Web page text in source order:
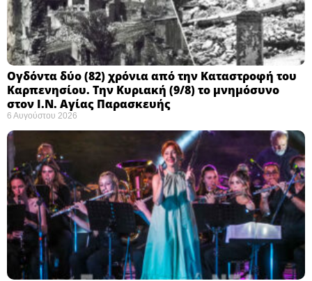
Ογδόντα δύο (82) χρόνια από την Καταστροφή του
Καρπενησίου. Την Κυριακή (9/8) το μνημόσυνο
στον Ι.Ν. Αγίας Παρασκευής
6 Αυγούστου 2026